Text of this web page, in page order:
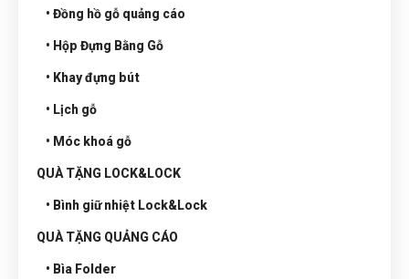
• Đồng hồ gỗ quảng cáo
• Hộp Đựng Bằng Gỗ
• Khay đựng bút
• Lịch gỗ
• Móc khoá gỗ
QUÀ TẶNG LOCK&LOCK
• Bình giữ nhiệt Lock&Lock
QUÀ TẶNG QUẢNG CÁO
• Bìa Folder